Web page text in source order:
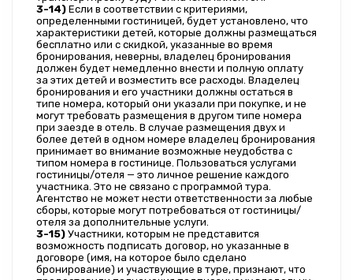
3-14) Если в соответствии с критериями,
определенными гостиницей, будет установлено, что
характеристики детей, которые должны размещаться
бесплатно или с скидкой, указанные во время
бронирования, неверны, владелец бронирования
должен будет немедленно внести и полную оплату
за этих детей и возместить все расходы. Владелец
бронирования и его участники должны остаться в
типе номера, который они указали при покупке, и не
могут требовать размещения в другом типе номера
при заезде в отель. В случае размещения двух и
более детей в одном номере владелец бронирования
принимает во внимание возможные неудобства с
типом номера в гостинице. Пользоваться услугами
гостиницы/отеля — это личное решение каждого
участника. Это не связано с программой тура.
Агентство не может нести ответственности за любые
сборы, которые могут потребоваться от гостиницы/
отеля за дополнительные услуги.
3-15) Участники, которым не представится
возможность подписать договор, но указанные в
договоре (имя, на которое было сделано
бронирование) и участвующие в туре, признают, что